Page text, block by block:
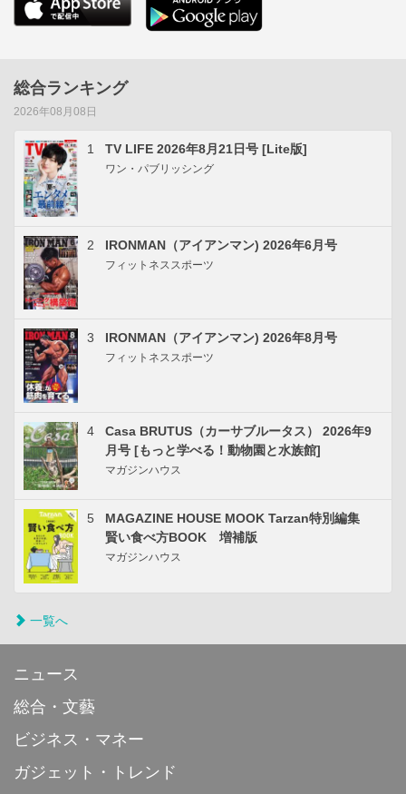
総合ランキング
2026年08月08日
1 TV LIFE 2026年8月21日号 [Lite版]
ワン・パブリッシング
2 IRONMAN（アイアンマン) 2026年6月号
フィットネススポーツ
3 IRONMAN（アイアンマン) 2026年8月号
フィットネススポーツ
4
Casa BRUTUS（カーサブルータス） 2026年9
月号 [もっと学べる！動物園と水族館]
マガジンハウス
5
MAGAZINE HOUSE MOOK Tarzan特別編集
賢い食べ方BOOK 増補版
マガジンハウス
一覧へ
ニュース
総合・文藝
ビジネス・マネー
ガジェット・トレンド